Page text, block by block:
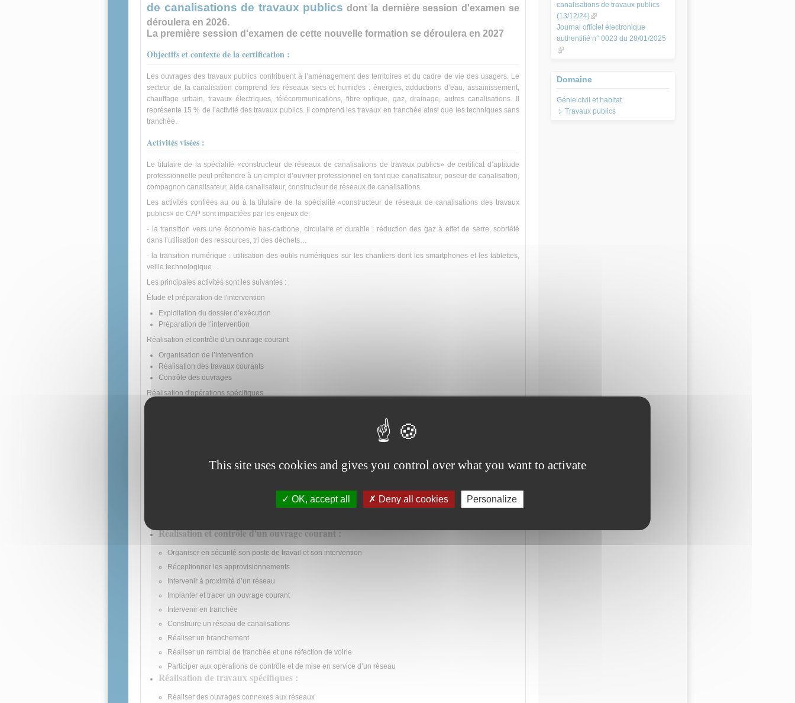
de canalisations de travaux publics dont la dernière session d'examen se
déroulera en 2026.
La première session d'examen de cette nouvelle formation se déroulera en 2027
Objectifs et contexte de la certification :
Les ouvrages des travaux publics contribuent à l’aménagement des territoires et du cadre de vie des usagers. Le
secteur de la canalisation comprend les réseaux secs et humides : énergies, adductions d’eau, assainissement,
chauffage urbain, travaux électriques, télécommunications, fibre optique, gaz, drainage, autres canalisations. Il
représente 15 % de l’activité des travaux publics. Il comprend les travaux en tranchée ainsi que les techniques sans
tranchée.
Activités visées :
Le titulaire de la spécialité «constructeur de réseaux de canalisations de travaux publics» de certificat d’aptitude
professionnelle peut prétendre à un emploi d’ouvrier professionnel en tant que canalisateur, poseur de canalisation,
compagnon canalisateur, aide canalisateur, constructeur de réseaux de canalisations.
Les activités confiées au ou à la titulaire de la spécialité «constructeur de réseaux de canalisations des travaux
publics» de CAP sont impactées par les enjeux de:
- la transition vers une économie bas-carbone, circulaire et durable : réduction des gaz à effet de serre, sobriété
dans l’utilisation des ressources, tri des déchets…
- la transition numérique : utilisation des outils numériques sur les chantiers dont les smartphones et les tablettes,
veille technologique…
Les principales activités sont les suivantes :
Étude et préparation de l'intervention
Exploitation du dossier d’exécution
Préparation de l’intervention
Réalisation et contrôle d'un ouvrage courant
Organisation de l’intervention
Réalisation des travaux courants
Contrôle des ouvrages
Réalisation d'opérations spécifiques
Choisir le petit matériel et l’outillage
Réalisation et contrôle d'un ouvrage courant :
Organiser en sécurité son poste de travail et son intervention
Réceptionner les approvisionnements
Intervenir à proximité d’un réseau
Implanter et tracer un ouvrage courant
Intervenir en tranchée
Construire un réseau de canalisations
Réaliser un branchement
Réaliser un remblai de tranchée et une réfection de voirie
Participer aux opérations de contrôle et de mise en service d’un réseau
Réalisation de travaux spécifiques :
Réaliser des ouvrages connexes aux réseaux
canalisations de travaux publics
(13/12/24)(link is external)
Journal officiel électronique
authentifié n° 0023 du 28/01/2025
(link is external)
Domaine
Travaux publics
This site uses cookies and gives you control over what you want to activate
OK, accept all Deny all cookies Personalize